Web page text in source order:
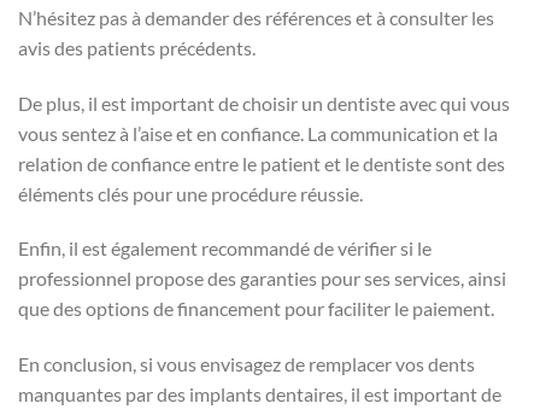
N’hésitez pas à demander des références et à consulter les
avis des patients précédents.
De plus, il est important de choisir un dentiste avec qui vous
vous sentez à l’aise et en confiance. La communication et la
relation de confiance entre le patient et le dentiste sont des
éléments clés pour une procédure réussie.
Enfin, il est également recommandé de vérifier si le
professionnel propose des garanties pour ses services, ainsi
que des options de financement pour faciliter le paiement.
En conclusion, si vous envisagez de remplacer vos dents
manquantes par des implants dentaires, il est important de